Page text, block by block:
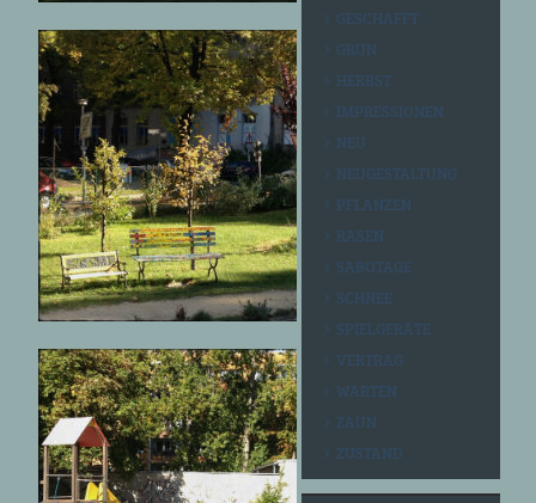
GESCHAFFT
GRÜN
HERBST
IMPRESSIONEN
NEU
NEUGESTALTUNG
PFLANZEN
RASEN
SABOTAGE
SCHNEE
SPIELGERÄTE
VERTRAG
WARTEN
ZAUN
ZUSTAND